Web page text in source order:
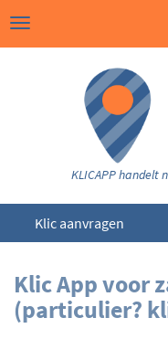
KLICAPP handelt
Klic aanvragen
Klic App voor
(particulier?